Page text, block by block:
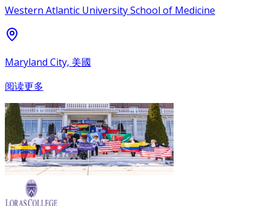
Western Atlantic University School of Medicine
Maryland City, 美國
阅读更多